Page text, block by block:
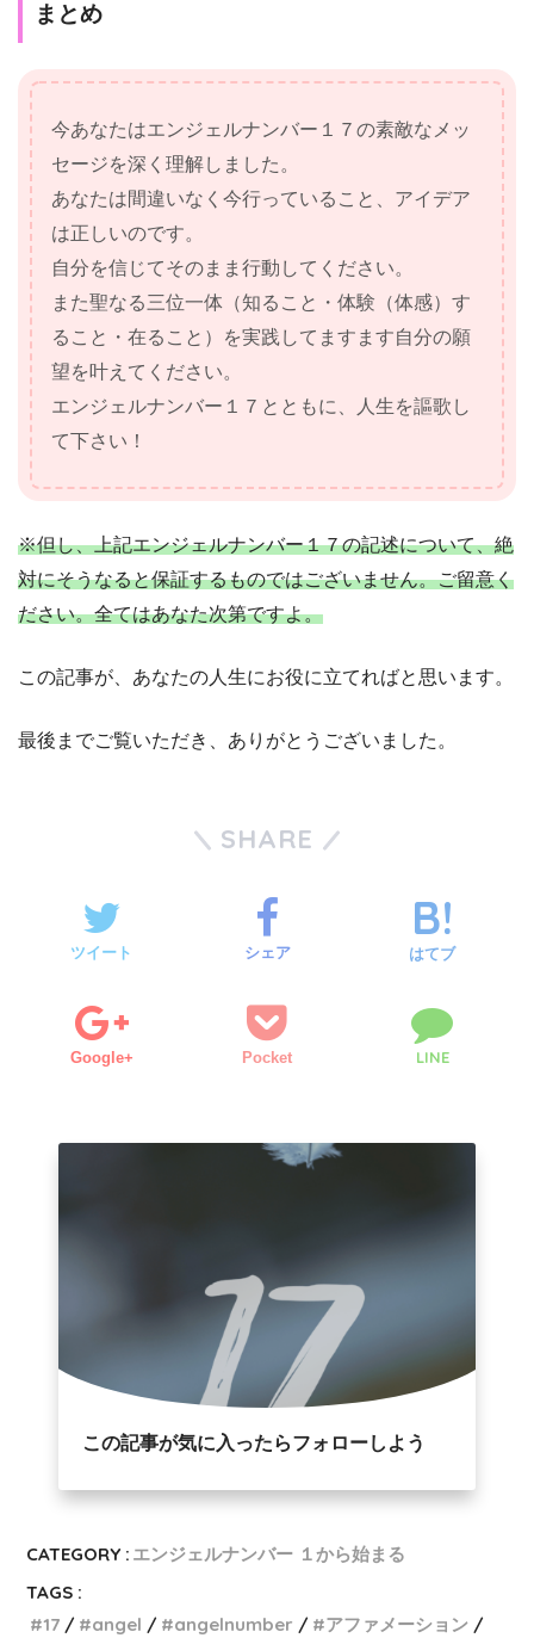
まとめ
今あなたはエンジェルナンバー１７の素敵なメッ
セージを深く理解しました。
あなたは間違いなく今行っていること、アイデア
は正しいのです。
自分を信じてそのまま行動してください。
また聖なる三位一体（知ること・体験（体感）す
ること・在ること）を実践してますます自分の願
望を叶えてください。
エンジェルナンバー１７とともに、人生を謳歌し
て下さい！
※但し、上記エンジェルナンバー１７の記述について、絶
対にそうなると保証するものではございません。ご留意く
ださい。全てはあなた次第ですよ。
この記事が、あなたの人生にお役に立てればと思います。
最後までご覧いただき、ありがとうございました。
SHARE
ツイート シェア はてブ
Google+ Pocket LINE
この記事が気に入ったらフォローしよう
CATEGORY : エンジェルナンバー １から始まる
TAGS :
17
angel angelnumber
アファメーション